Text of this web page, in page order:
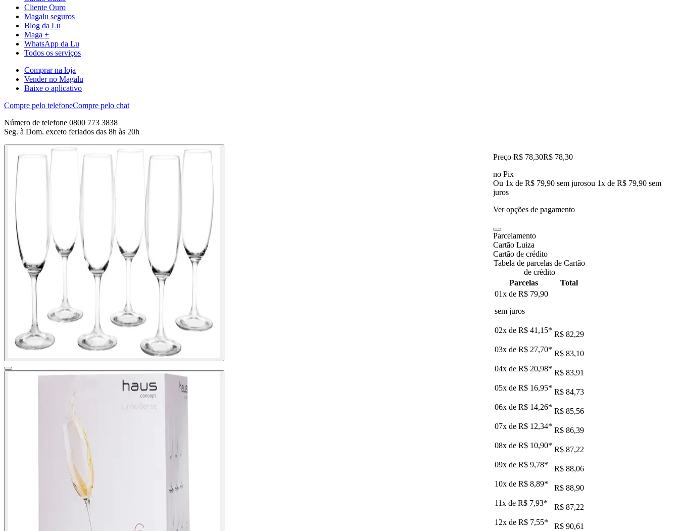
Cliente Ouro
Magalu seguros
Blog da Lu
Maga +
WhatsApp da Lu
Todos os serviços
Comprar na loja
Vender no Magalu
Baixe o aplicativo
Compre pelo telefoneCompre pelo chat
Número de telefone 0800 773 3838
Seg. à Dom. exceto feriados das 8h às 20h
Preço R$ 78,30R$ 78,30
no Pix
Ou 1x de R$ 79,90 sem jurosou 1x de R$ 79,90 sem
juros
Ver opções de pagamento
Parcelamento
Cartão Luiza
Cartão de crédito
Tabela de parcelas de Cartão
de crédito
Parcelas
Total
01x de R$ 79,90
sem juros
02x de R$ 41,15* R$ 82,29
03x de R$ 27,70* R$ 83,10
04x de R$ 20,98* R$ 83,91
05x de R$ 16,95* R$ 84,73
06x de R$ 14,26* R$ 85,56
07x de R$ 12,34* R$ 86,39
08x de R$ 10,90* R$ 87,22
09x de R$ 9,78*
R$ 88,06
10x de R$ 8,89*
R$ 88,90
11x de R$ 7,93*
R$ 87,22
12x de R$ 7,55* R$ 90,61